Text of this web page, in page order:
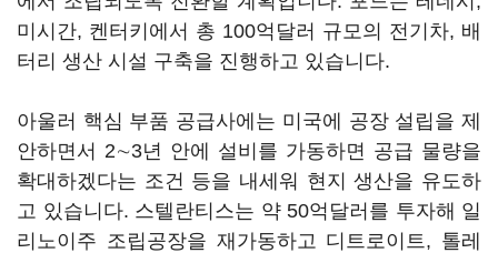
미시간, 켄터키에서 총 100억달러 규모의 전기차, 배
터리 생산 시설 구축을 진행하고 있습니다.
아울러 핵심 부품 공급사에는 미국에 공장 설립을 제
안하면서 2∼3년 안에 설비를 가동하면 공급 물량을
확대하겠다는 조건 등을 내세워 현지 생산을 유도하
고 있습니다. 스텔란티스는 약 50억달러를 투자해 일
리노이주 조립공장을 재가동하고 디트로이트, 톨레